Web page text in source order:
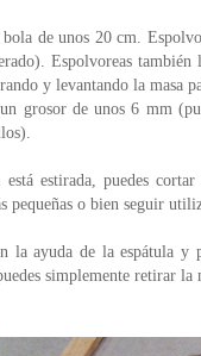
bola de unos 20 cm.
Espolvoreas
y levantando la masa
grosor de unos 6 mm
estirada, puedes
pequeñas o bien seguir
la ayuda de la espátula y
simplemente retirar